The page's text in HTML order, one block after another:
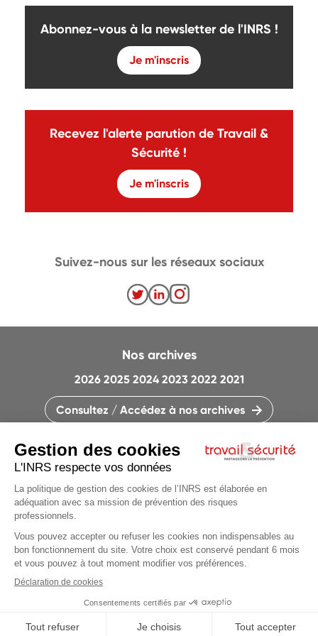
Articles du
Abonnez-vous à la newsletter de l'INRS !
Je m'inscris
Recevez l'alerte parution de Travail &
Sécurité !
Je m'inscris
CONTACTEZ LA RÉDACTION
QUI SOMMES-NOUS ?
PLAN DU SITE
PARAMÈTRES DES COOKIES
CHARTE DES COOKIES ET TRACEURS
Nos archives
2026 2025 2024 2023 2022 2021
Consultez / Accédez à nos archives
Suivez-nous sur les réseaux sociaux